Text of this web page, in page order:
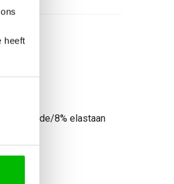
heeft
polyamide/8% elastaan